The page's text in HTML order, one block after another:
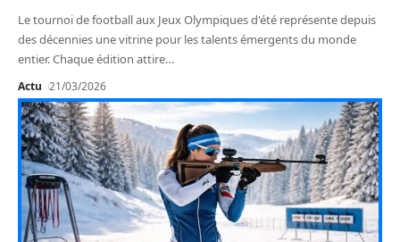
Le tournoi de football aux Jeux Olympiques d'été représente depuis
des décennies une vitrine pour les talents émergents du monde
entier. Chaque édition attire…
Actu 21/03/2026